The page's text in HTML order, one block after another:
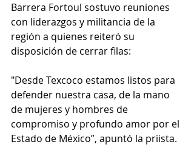
Barrera Fortoul sostuvo reuniones
con liderazgos y militancia de la
región a quienes reiteró su
disposición de cerrar filas:
"Desde Texcoco estamos listos para
defender nuestra casa, de la mano
de mujeres y hombres de
compromiso y profundo amor por el
Estado de México”, apuntó la priista.